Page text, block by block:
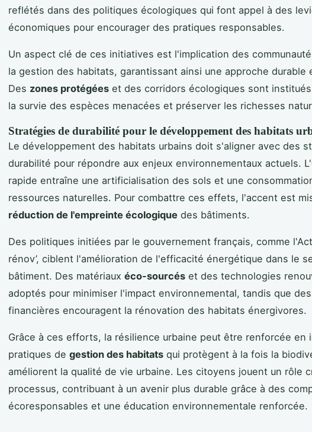
reflétés dans des politiques écologiques qui font appel à des
économiques pour encourager des pratiques responsables.
Un aspect clé de ces initiatives est l'implication des
la gestion des habitats, garantissant ainsi une approche durable
Des zones protégées et des corridors écologiques sont
la survie des espèces menacées et préserver les richesses
Stratégies de durabilité pour le développement des habitats
Le développement des habitats urbains doit s'aligner avec des
durabilité pour répondre aux enjeux environnementaux actuels. L'
rapide entraîne une artificialisation des sols et une
ressources naturelles. Pour combattre ces effets, l'accent est
réduction de l'empreinte écologique des bâtiments.
Des politiques initiées par le gouvernement français, comme
rénov’, ciblent l'amélioration de l'efficacité énergétique dans le
bâtiment. Des matériaux éco-sourcés et des technologies
adoptés pour minimiser l'impact environnemental, tandis que
financières encouragent la rénovation des habitats énergivores.
Grâce à ces efforts, la résilience urbaine peut être renforcée en
pratiques de gestion des habitats qui protègent à la fois la
améliorent la qualité de vie urbaine. Les citoyens jouent un rôle
processus, contribuant à un avenir plus durable grâce à des
écoresponsables et une éducation environnementale renforcée.